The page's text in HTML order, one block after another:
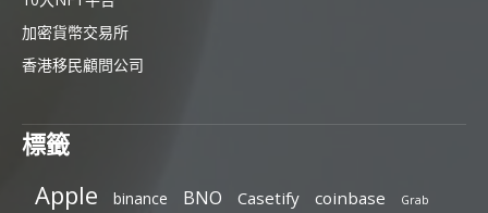
加密貨幣交易所
香港移民顧問公司
標籤
Apple binance BNO Casetify coinbase Grab